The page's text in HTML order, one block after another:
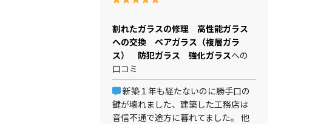
割れたガラスの修理 高性能ガラス
への交換 ペアガラス（複層ガラ
ス） 防犯ガラス 強化ガラスへの
口コミ
新築１年も経たないのに勝手口の
鍵が壊れました、建築した工務店は
音信不通で途方に暮れてました。 他